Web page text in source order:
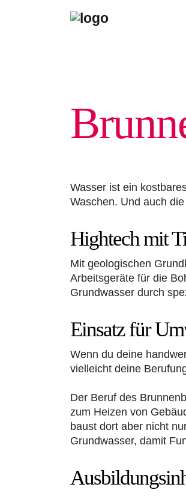
Wasser ist ein
Waschen. Und auch
Hightech mit
Mit geologischen
Arbeitsgeräte für die
Grundwasser durch
Einsatz für
Wenn du deine
vielleicht deine
Der Beruf des
zum Heizen von
baust dort aber nicht
Grundwasser, damit